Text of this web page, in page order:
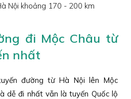
Nội khoảng 170 - 200 km
đi Mộc Châu từ
nhất
đường từ Hà Nội lên Mộc
dễ đi nhất vẫn là tuyến Quốc lộ